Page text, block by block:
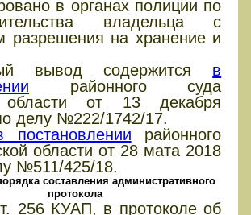
в органах полиции по
владельца с
разрешения на хранение и
вывод содержится в
районного суда
области от 13 декабря
делу №222/1742/17.
постановлении районного
области от 28 мата 2018
№511/425/18.
составления административного
протокола
256 КУАП, в протоколе об